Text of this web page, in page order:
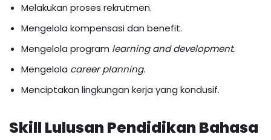
Melakukan proses rekrutmen.
Mengelola kompensasi dan benefit.
Mengelola program learning and development.
Mengelola career planning.
Menciptakan lingkungan kerja yang kondusif.
Skill Lulusan Pendidikan Bahasa